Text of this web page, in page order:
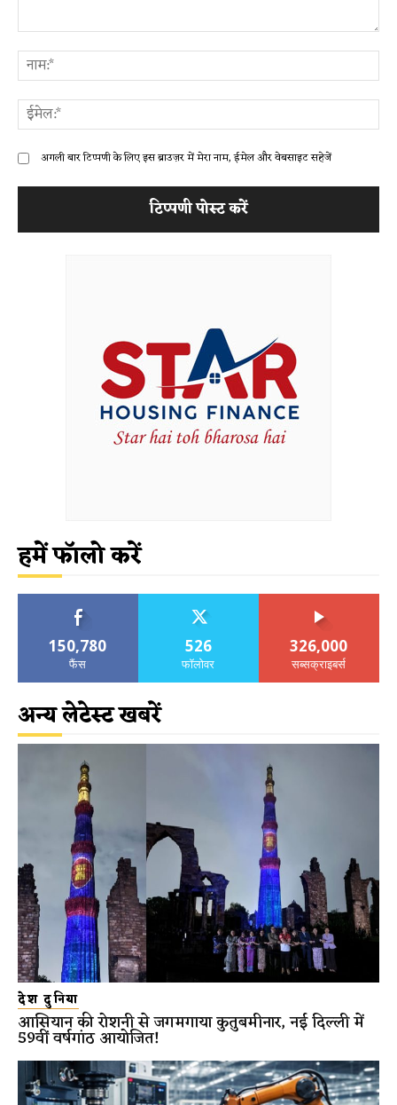
अगली बार टिप्पणी के लिए इस ब्राउज़र में मेरा नाम, ईमेल और वेबसाइट सहेजें
हमें फॉलो करें
150,780
फैंस
526
फॉलोवर
326,000
सब्सक्राइबर्स
अन्य लेटेस्ट खबरें
देश दुनिया
आसियान की रोशनी से जगमगाया कुतुबमीनार, नई दिल्ली में
59वीं वर्षगांठ आयोजित!